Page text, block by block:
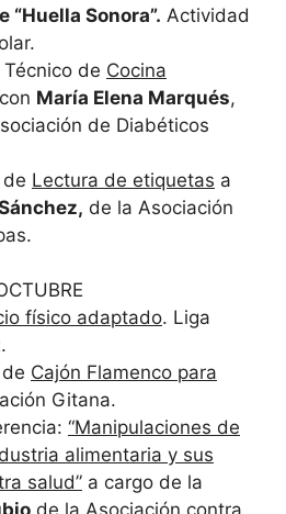
“Huella Sonora”. Actividad
Técnico de Cocina
con María Elena Marqués,
de Diabéticos
Lectura de etiquetas a
de la Asociación
físico adaptado. Liga
Cajón Flamenco para
Gitana.
“Manipulaciones de
alimentaria y sus
salud” a cargo de la
de la Asociación contra